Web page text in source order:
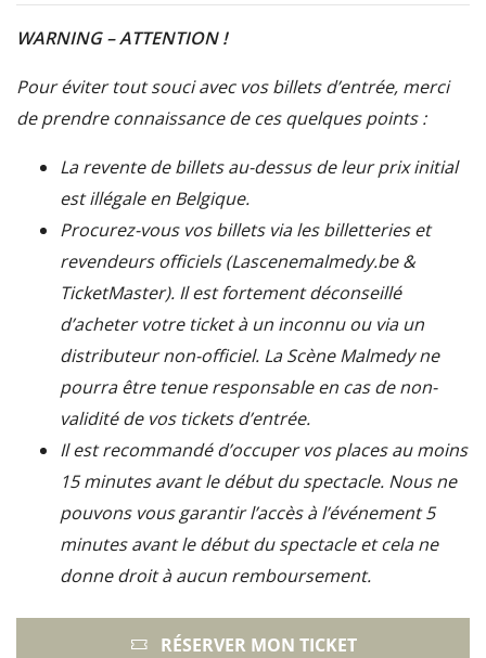
WARNING – ATTENTION !
Pour éviter tout souci avec vos billets d’entrée, merci
de prendre connaissance de ces quelques points :
La revente de billets au-dessus de leur prix initial
est illégale en Belgique.
Procurez-vous vos billets via les billetteries et
revendeurs officiels (Lascenemalmedy.be &
TicketMaster). Il est fortement déconseillé
d’acheter votre ticket à un inconnu ou via un
distributeur non-officiel. La Scène Malmedy ne
pourra être tenue responsable en cas de non-
validité de vos tickets d’entrée.
Il est recommandé d’occuper vos places au moins
15 minutes avant le début du spectacle. Nous ne
pouvons vous garantir l’accès à l’événement 5
minutes avant le début du spectacle et cela ne
donne droit à aucun remboursement.
RÉSERVER MON TICKET